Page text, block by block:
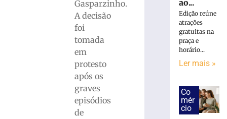
Gasparzinho.
A decisão
foi
tomada
em
protesto
após os
graves
episódios
de
Bruscão
trabalha
próximo
ao...
Edição reúne
atrações
gratuitas na
praça e
horário...
Ler mais »
Co
mér
cio